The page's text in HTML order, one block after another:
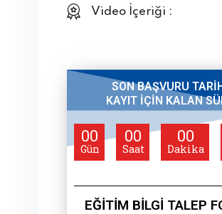
Video İçeriği :
SON BAŞVURU
KAYIT İÇİN KALAN
00
Gün
00
Saat
00
Dakika
EĞİTİM BİLGİ TALEP